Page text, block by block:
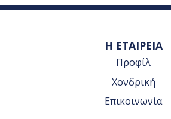
Η ΕΤΑΙΡΕΙΑ
Προφίλ
Χονδρική
Επικοινωνία